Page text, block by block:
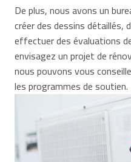
De plus, nous avons un
créer des dessins détaillés,
effectuer des évaluations
envisagez un projet de
nous pouvons vous
les programmes de soutien.